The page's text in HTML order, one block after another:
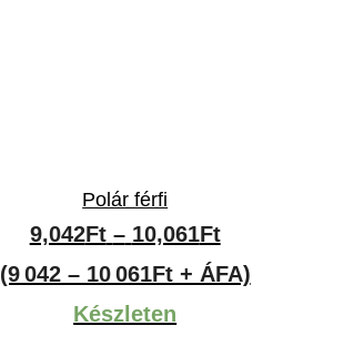
Polár férfi
9,042Ft – 10,061FtÁrtartomány:
9,042Ft
(9 042 – 10 061Ft + ÁFA)
Készleten